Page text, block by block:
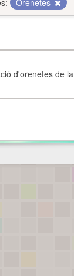
Orenetes
d'orenetes de la